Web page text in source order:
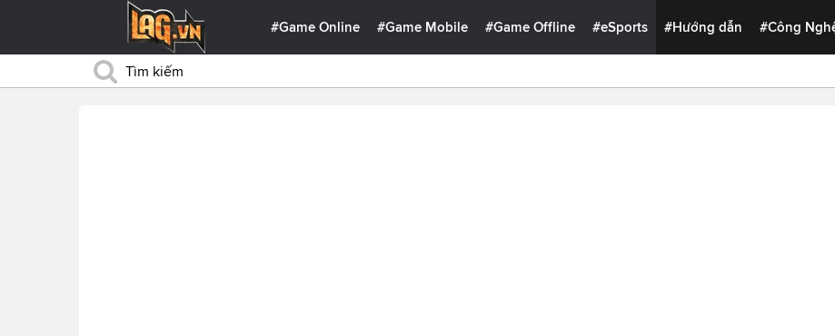
#Game Online #Game Mobile #Game Offline #eSports #Hướng dẫn #Công